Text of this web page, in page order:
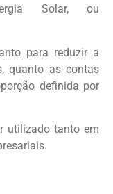
Solar, ou
para reduzir a
quanto as contas
definida por
utilizado tanto em